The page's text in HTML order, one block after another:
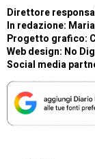
Direttore
In redazione:
Progetto grafico:
Web design: No
Social media